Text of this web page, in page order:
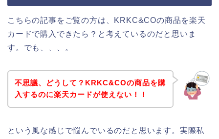
こちらの記事をご覧の方は、KRKC&COの商品を楽天
カードで購入できたら？と考えているのだと思いま
す。でも、、、。
不思議、どうして？KRKC&COの商品を購
入するのに楽天カードが使えない！！
という風な感じで悩んでいるのだと思います。実際私